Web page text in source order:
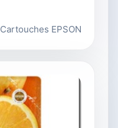
Cartouches EPSON